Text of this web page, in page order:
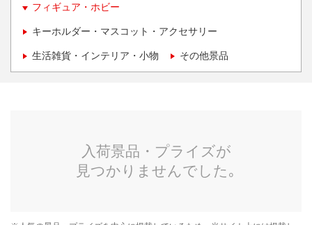
フィギュア・ホビー
キーホルダー・マスコット・アクセサリー
生活雑貨・インテリア・小物 その他景品